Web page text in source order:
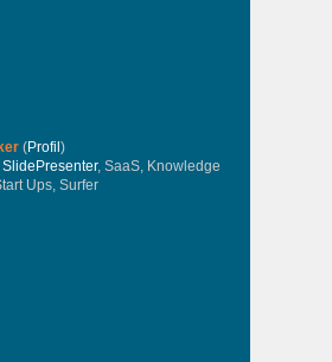
(Profil )
SlidePresenter, SaaS, Knowledge
Ups, Surfer